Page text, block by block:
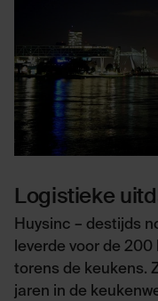
Logistieke
Huysinc – destijds
leverde voor de
torens de keukens.
jaren in de